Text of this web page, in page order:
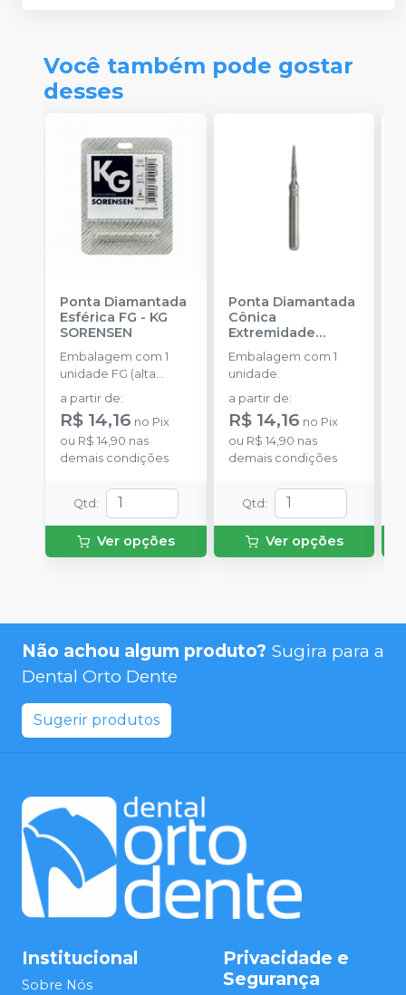
Você também pode gostar
desses
Ponta Diamantada
Esférica FG - KG
SORENSEN
Embalagem com 1
unidade FG (alta
rotação).
a partir de:
R$ 14,16 no Pix
ou R$ 14,90 nas
demais condições
Qtd :
Ver opções
Ponta Diamantada
Cônica
Extremidade
Arredondada FG
KG SORENSEN
Embalagem com 1
unidade.
a partir de:
R$ 14,16 no Pix
ou R$ 14,90 nas
demais condições
Qtd :
Ver opções
Não achou algum produto? Sugira para a
Dental Orto Dente
Sugerir produtos
Institucional
Sobre Nós
Privacidade e
Segurança